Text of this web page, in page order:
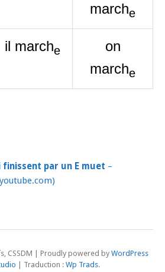
marche
il marche
on
marche
finissent par un E muet –
Proudly powered by WordPress
| Traduction : Wp Trads.